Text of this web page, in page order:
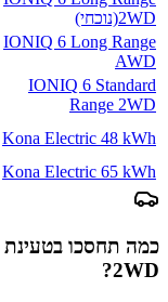
2WD(נוכחי)
IONIQ 6 Long Range
AWD
IONIQ 6 Standard
Range 2WD
Kona Electric 48 kWh
Kona Electric 65 kWh
כמה תחסכו בטעינת
2WD
?